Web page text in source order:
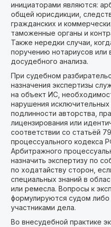
инициаторами являются:
общей юрисдикции,
гражданских и
таможенные органы и
Также нередки случаи,
поручению нотариусов или
досудебного анализа.
При судебном
назначения экспертизы
на объект ИС,
нарушения
подлинности авторства,
лицензирования или
соответствии со статьёй
процессуального кодекса
Арбитражного
назначить экспертизу по
по ходатайству сторон,
специальных знаний в
или ремесла. Вопросы к
формулируются судом либо
участниками дела.
Во внесудебной практике